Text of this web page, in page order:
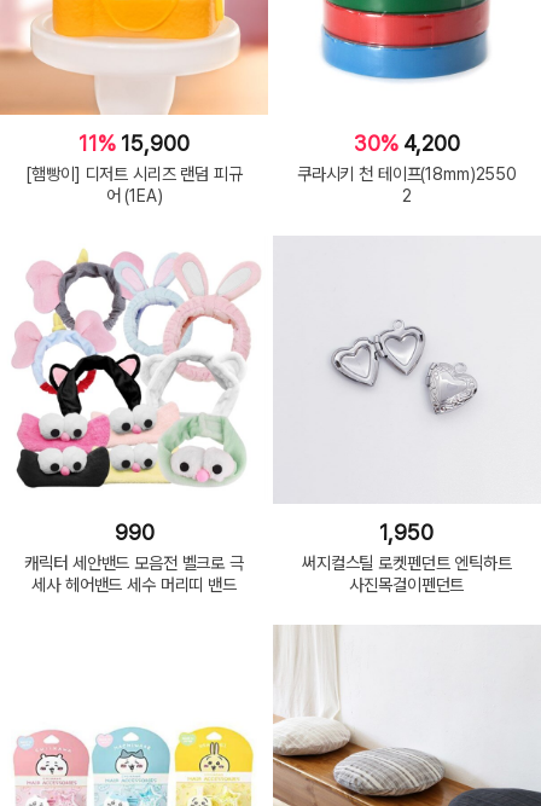
11% 15,900
[햄빵이] 디저트 시리즈 랜덤 피규
어 (1EA)
30% 4,200
쿠라시키 천 테이프(18mm)2550
2
990
캐릭터 세안밴드 모음전 벨크로 극
세사 헤어밴드 세수 머리띠 밴드
1,950
써지컬스틸 로켓펜던트 엔틱하트
사진목걸이펜던트